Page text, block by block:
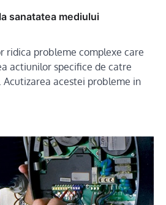
sanatatea mediului
ridica probleme complexe care
actiunilor specifice de catre
acestei probleme in